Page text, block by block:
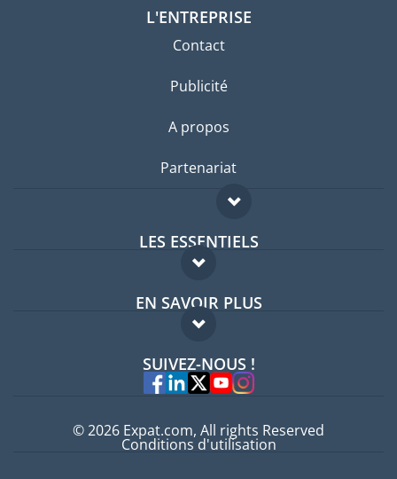
L'ENTREPRISE
Contact
Publicité
A propos
Partenariat
LES ESSENTIELS
Forum expatriés
Guides pays
EN SAVOIR PLUS
FAQ
Experts
SUIVEZ-NOUS !
© 2026 Expat.com, All rights Reserved
Conditions d'utilisation